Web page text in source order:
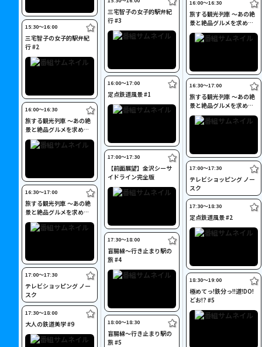
15:30〜16:00
三宅智子の女子的駅弁紀
行 #2
16:00〜16:30
旅する観光列車 ～あの絶
景と絶品グルメを求めて
～ 特別編 #1
16:30〜17:00
旅する観光列車 ～あの絶
景と絶品グルメを求めて
～ 特別編 #2
17:00〜17:30
テレビショッピング ノー
スク
17:30〜18:00
大人の鉄道美学 #9
三宅智子の女子的駅弁紀
行 #3
16:00〜17:00
定点鉄道風景 #1
17:00〜17:30
【前面展望】金沢シーサ
イドライン完全版
17:30〜18:00
盲腸線～行き止まり駅の
旅 #4
18:00〜18:30
盲腸線～行き止まり駅の
旅 #5
16:00〜16:30
旅する観光列車 ～あの絶
景と絶品グルメを求めて
～ #11
16:30〜17:00
旅する観光列車 ～あの絶
景と絶品グルメを求めて
～ #12
17:00〜17:30
テレビショッピング ノー
スク
17:30〜18:30
定点鉄道風景 #2
18:30〜19:00
極めてっ!鉄分っ!!道!DO!
どお!? #5